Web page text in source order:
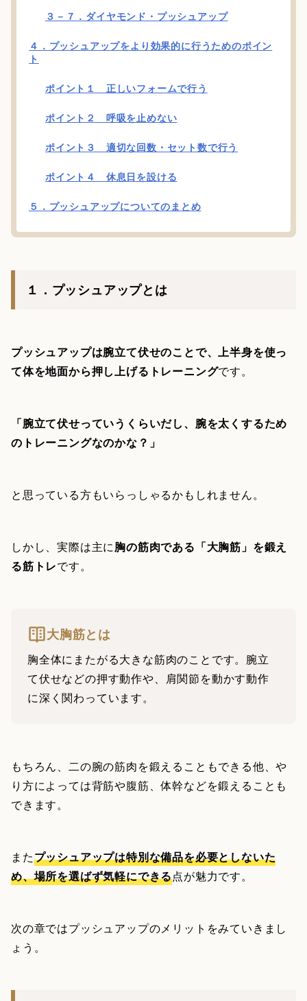
３－７．ダイヤモンド・プッシュアップ
４．プッシュアップをより効果的に行うためのポイン
ト
ポイント１ 正しいフォームで行う
ポイント２ 呼吸を止めない
ポイント３ 適切な回数・セット数で行う
ポイント４ 休息日を設ける
５．プッシュアップについてのまとめ
１．プッシュアップとは
プッシュアップは腕立て伏せのことで、上半身を使っ
て体を地面から押し上げるトレーニングです。
「腕立て伏せっていうくらいだし、腕を太くするため
のトレーニングなのかな？」
と思っている方もいらっしゃるかもしれません。
しかし、実際は主に胸の筋肉である「大胸筋」を鍛え
る筋トレです。
大胸筋とは
胸全体にまたがる大きな筋肉のことです。腕立
て伏せなどの押す動作や、肩関節を動かす動作
に深く関わっています。
もちろん、二の腕の筋肉を鍛えることもできる他、や
り方によっては背筋や腹筋、体幹などを鍛えることも
できます。
またプッシュアップは特別な備品を必要としないた
め、場所を選ばず気軽にできる点が魅力です。
次の章ではプッシュアップのメリットをみていきまし
ょう。